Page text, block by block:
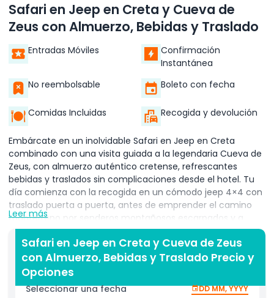
Safari en Jeep en Creta y Cueva de
Zeus con Almuerzo, Bebidas y Traslado
Entradas Móviles
Confirmación
Instantánea
No reembolsable
Boleto con fecha
Comidas Incluidas Recogida y devolución
Embárcate en un inolvidable Safari en Jeep en Creta
combinado con una visita guiada a la legendaria Cueva de
Zeus, con almuerzo auténtico cretense, refrescantes
bebidas y traslados sin complicaciones desde el hotel. Tu
día comienza con la recogida en un cómodo jeep 4×4 con
traslado puerta a puerta, antes de emprender el camino
todoterreno por senderos montañosos escarpados y a
través de pueblos tradicionales. Experimenta la emoción
del todoterreno mientras asciendes hacia la garganta
oculta del Monte Ida, luego explora la misteriosa Cueva de
Zeus (Dikteon Andron), donde la mitología griega se
encuentra con impresionantes formaciones de
estalactitas. Después de la aventura en la cueva, disfruta
Leer más
Safari en Jeep en Creta y Cueva de Zeus
con Almuerzo, Bebidas y Traslado Precio y
Opciones
Seleccionar una fecha DD MM, YYYY